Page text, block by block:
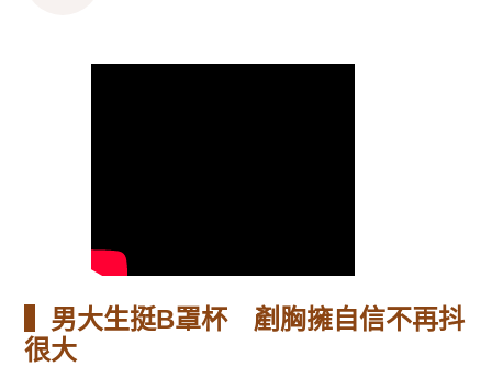
▍男大生挺B罩杯 剷胸擁自信不再抖
很大